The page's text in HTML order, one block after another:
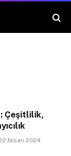
Çeşitlilik,
Nisan 2024